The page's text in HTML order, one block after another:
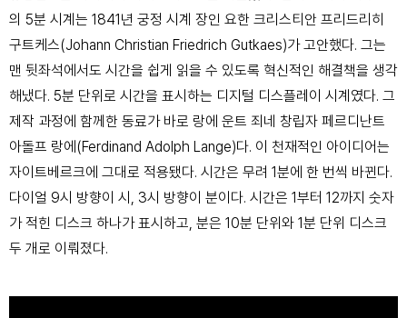
의 5분 시계는 1841년 궁정 시계 장인 요한 크리스티안 프리드리히
구트케스(Johann Christian Friedrich Gutkaes)가 고안했다. 그는
맨 뒷좌석에서도 시간을 쉽게 읽을 수 있도록 혁신적인 해결책을 생각
해냈다. 5분 단위로 시간을 표시하는 디지털 디스플레이 시계였다. 그
제작 과정에 함께한 동료가 바로 랑에 운트 죄네 창립자 페르디난트
아돌프 랑에(Ferdinand Adolph Lange)다. 이 천재적인 아이디어는
자이트베르크에 그대로 적용됐다. 시간은 무려 1분에 한 번씩 바뀐다.
다이얼 9시 방향이 시, 3시 방향이 분이다. 시간은 1부터 12까지 숫자
가 적힌 디스크 하나가 표시하고, 분은 10분 단위와 1분 단위 디스크
두 개로 이뤄졌다.